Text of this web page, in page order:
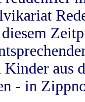
aus
- in